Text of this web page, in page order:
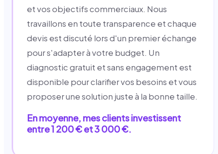
et vos objectifs commerciaux. Nous
travaillons en toute transparence et chaque
devis est discuté lors d'un premier échange
pour s'adapter à votre budget. Un
diagnostic gratuit et sans engagement est
disponible pour clarifier vos besoins et vous
proposer une solution juste à la bonne taille.
En moyenne, mes clients investissent
entre 1 200 € et 3 000 €.